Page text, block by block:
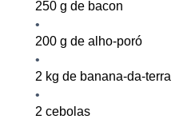
250 g de bacon
200 g de alho-poró
2 kg de banana-da-terra
2 cebolas